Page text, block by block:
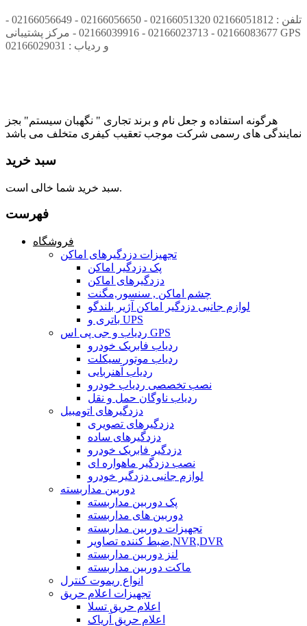
تلفن : 02166051812 02166051320 - 02166056650 - 02166056649 -
02166083677 - 02166023713 - 02166039916 - مرکز پشتیبانی GPS
و ردیاب : 02166029031
هرگونه استفاده و جعل نام و برند تجاری " نگهبان سیستم" بجز
نمایندگی های رسمی شرکت موجب تعقیب کیفری متخلف می باشد
سبد خرید
سبد خرید شما خالی است.
فهرست
فروشگاه
تجهیزات دزدگیرهای اماکن
پک دزدگیر اماکن
دزدگیرهای اماکن
چشم اماکن , سنسور,مگنت
لوازم جانبی دزدگیر اماکن آژیر بلندگو
باتری و UPS
ردیاب و جی پی اس GPS
ردیاب فابریک خودرو
ردیاب موتور سیکلت
ردیاب آهنربایی
نصب تخصصی ردیاب خودرو
ردیاب ناوگان حمل و نقل
دزدگیرهای اتومبیل
دزدگیرهای تصویری
دزدگیرهای ساده
دزدگیر فابریک خودرو
نصب دزدگیر ماهواره ای
لوازم جانبی دزدگیر خودرو
دوربین مداربسته
پک دوربین مداربسته
دوربین های مداربسته
تجهیزات دوربین مداربسته
ضبط کننده تصاویر,NVR,DVR
لنز دوربین مداربسته
ماکت دوربین مداربسته
انواع ریموت کنترل
تجهیزات اعلام حریق
اعلام حریق تسلا
اعلام حریق آریاک